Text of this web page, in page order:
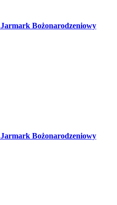
Jarmark Bożonarodzeniowy
Jarmark Bożonarodzeniowy